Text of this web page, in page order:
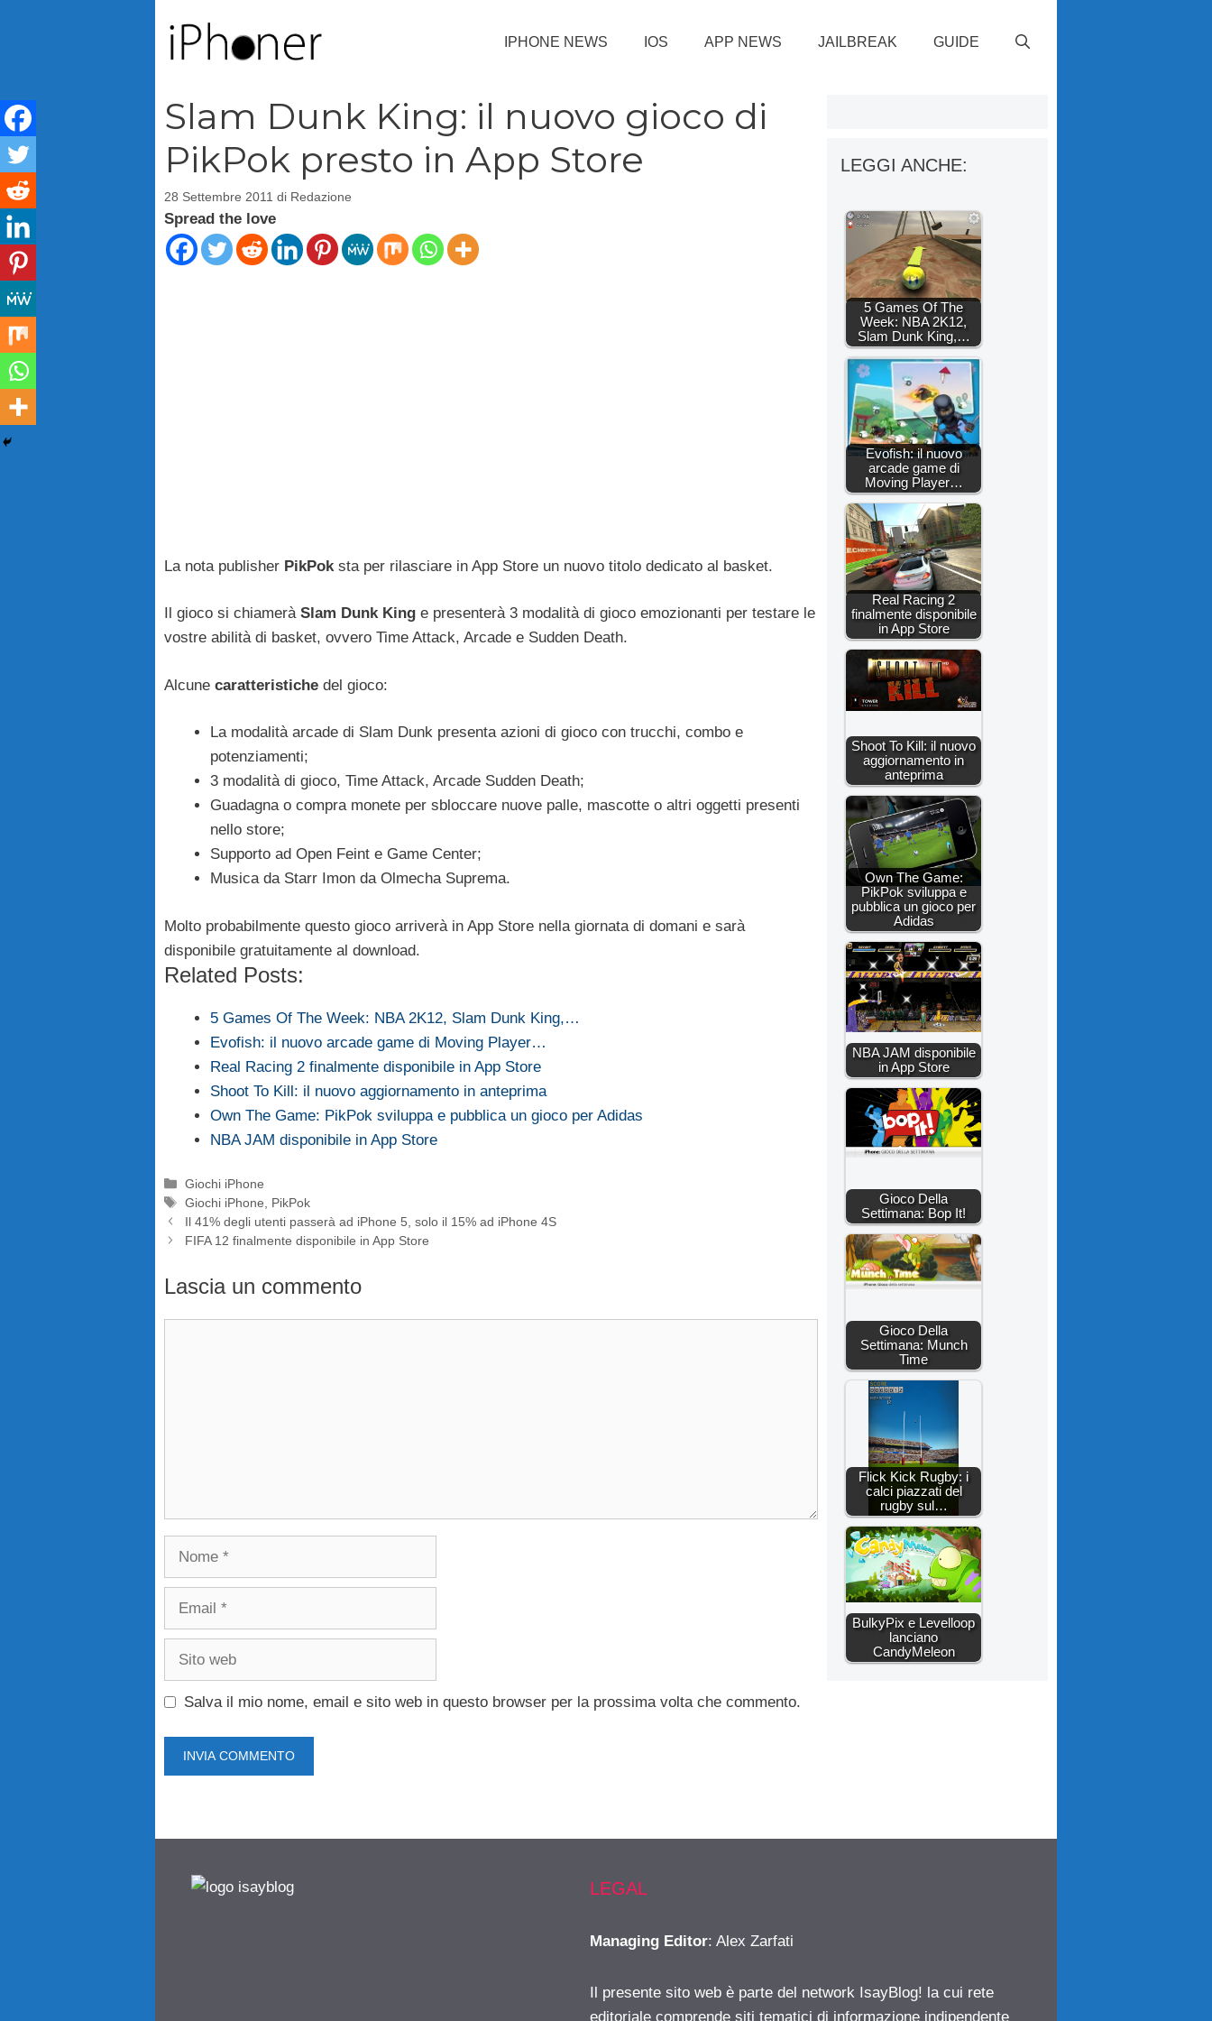
IPHONE NEWS IOS APP NEWS JAILBREAK GUIDE
Slam Dunk King: il nuovo gioco di
PikPok presto in App Store
28 Settembre 2011 di Redazione
Spread the love
La nota publisher PikPok sta per rilasciare in App Store un nuovo titolo dedicato al basket.
Il gioco si chiamerà Slam Dunk King e presenterà 3 modalità di gioco emozionanti per testare le
vostre abilità di basket, ovvero Time Attack, Arcade e Sudden Death.
Alcune caratteristiche del gioco:
La modalità arcade di Slam Dunk presenta azioni di gioco con trucchi, combo e
potenziamenti;
3 modalità di gioco, Time Attack, Arcade Sudden Death;
Guadagna o compra monete per sbloccare nuove palle, mascotte o altri oggetti presenti
nello store;
Supporto ad Open Feint e Game Center;
Musica da Starr Imon da Olmecha Suprema.
Molto probabilmente questo gioco arriverà in App Store nella giornata di domani e sarà
disponibile gratuitamente al download.
Related Posts:
5 Games Of The Week: NBA 2K12, Slam Dunk King,…
Evofish: il nuovo arcade game di Moving Player…
Real Racing 2 finalmente disponibile in App Store
Shoot To Kill: il nuovo aggiornamento in anteprima
Own The Game: PikPok sviluppa e pubblica un gioco per Adidas
NBA JAM disponibile in App Store
Categorie
Giochi iPhone
Tag
Giochi iPhone
PikPok
Il 41% degli utenti passerà ad iPhone 5, solo il 15% ad iPhone 4S
FIFA 12 finalmente disponibile in App Store
Lascia un commento
Salva il mio nome, email e sito web in questo browser per la prossima volta che commento.
LEGGI ANCHE:
5 Games Of The
Week: NBA 2K12,
Slam Dunk King,…
Evofish: il nuovo
arcade game di
Moving Player…
Real Racing 2
finalmente disponibile
in App Store
Shoot To Kill: il nuovo
aggiornamento in
anteprima
Own The Game:
PikPok sviluppa e
pubblica un gioco per
Adidas
NBA JAM disponibile
in App Store
Gioco Della
Settimana: Bop It!
Gioco Della
Settimana: Munch
Time
Flick Kick Rugby: i
calci piazzati del
rugby sul…
BulkyPix e Levelloop
lanciano
CandyMeleon
LEGAL
Managing Editor: Alex Zarfati
Il presente sito web è parte del network IsayBlog! la cui rete
editoriale comprende siti tematici di informazione indipendente